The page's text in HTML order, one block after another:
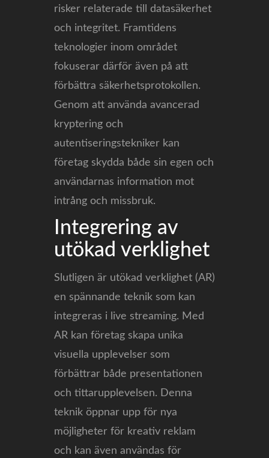
risker relaterade till datasäkerhet
och integritet. Framtidens
teknologier inom området
fokuserar därför även på att
förbättra säkerhetsprotokollen.
Genom att använda avancerad
kryptering och
autentiseringstekniker kan
företag skydda både sin egen och
användarnas information mot
intrång och missbruk.
Integrering av
utökad verklighet
Slutligen är utökad verklighet (AR)
en spännande teknik som kan
integreras i live streaming. Med
AR kan företag skapa unika
visuella upplevelser som
förbättrar både presentationen
och tittarupplevelsen. Denna
teknik öppnar upp för nya
möjligheter för kreativ reklam
och kan även användas för